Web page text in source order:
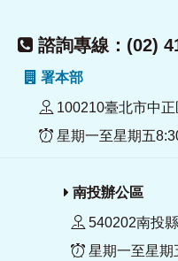
諮詢專線：(02)
署本部
100210臺北市中
星期一至星期五
南投辦公區
540202南投
星期一至星期